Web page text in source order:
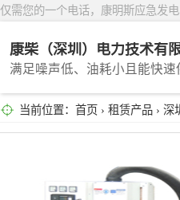
仅需您的一个电话，康明斯应急发
康柴（深圳）电力技术有
当前位置： 首页 › 租赁产品 › 深
深圳租赁
广州租赁